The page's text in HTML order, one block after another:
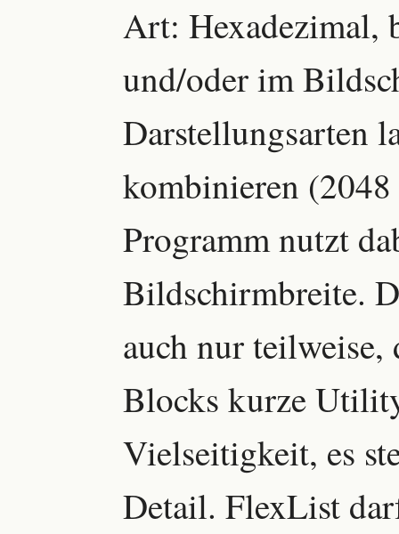
Art: Hexadezimal,
und/oder im
Darstellungsarten
kombinieren
Programm nutzt
Bildschirmbreite.
auch nur
Blocks kurze
Vielseitigkeit, es
Detail. FlexList